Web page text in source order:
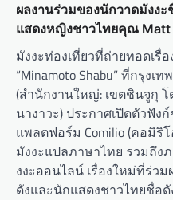
ผลงานร่วมของนักวาดมังงะ
แสดงหญิงชาวไทยคุณ Matt
มังงะท่องเที่ยวที่ถ่ายทอดเ
“Minamoto Shabu” ที่กรุงเ
(สำนักงานใหญ่: เขตชินจูกุ
นางาวะ) ประกาศเปิดตัวฟัง
แพลตฟอร์ม Comilio (คอมิริ
มังงะแปลภาษาไทย รวมถึง
งงะออนไลน์ เรื่องใหม่ที่ร่ว
ดังและนักแสดงชาวไทยชื่อดั